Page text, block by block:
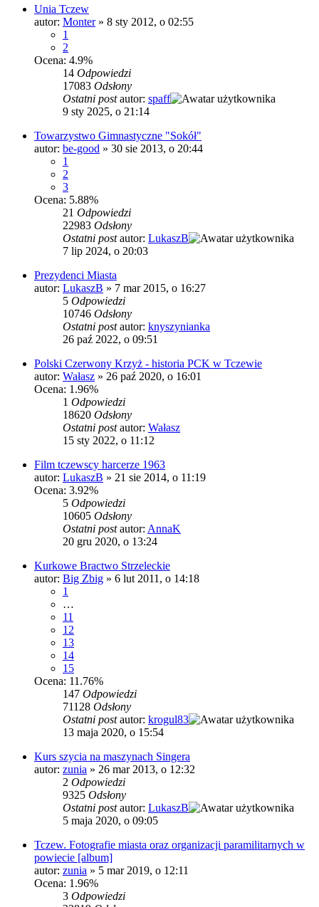
Unia Tczew
autor: Monter» 8 sty 2012, o 02:55
1
2
Ocena: 4.9%
14 Odpowiedzi
17083 Odsłony
Ostatni postautor: spaff
9 sty 2025, o 21:14
Towarzystwo Gimnastyczne "Sokół"
autor: be-good » 30 sie 2013, o 20:44
1
2
3
Ocena: 5.88%
21 Odpowiedzi
22983 Odsłony
Ostatni postautor: LukaszB
7 lip 2024, o 20:03
Prezydenci Miasta
autor: LukaszB » 7 mar 2015, o 16:27
5 Odpowiedzi
10746 Odsłony
Ostatni postautor: knyszynianka
26 paź 2022, o 09:51
Polski Czerwony Krzyż - historia PCK w Tczewie
autor: Wałasz » 26 paź 2020, o 16:01
Ocena: 1.96%
1 Odpowiedzi
18620 Odsłony
Ostatni postautor: Wałasz
15 sty 2022, o 11:12
Film tczewscy harcerze 1963
autor: LukaszB » 21 sie 2014, o 11:19
Ocena: 3.92%
5 Odpowiedzi
10605 Odsłony
Ostatni postautor: AnnaK
20 gru 2020, o 13:24
Kurkowe Bractwo Strzeleckie
autor: Big Zbig » 6 lut 2011, o 14:18
1
…
11
12
13
14
15
Ocena: 11.76%
147 Odpowiedzi
71128 Odsłony
Ostatni postautor: krogul83
13 maja 2020, o 15:54
Kurs szycia na maszynach Singera
autor: zunia » 26 mar 2013, o 12:32
2 Odpowiedzi
9325 Odsłony
Ostatni postautor: LukaszB
5 maja 2020, o 09:05
Tczew. Fotografie miasta oraz organizacji paramilitarnych w
powiecie [album]
autor: zunia » 5 mar 2019, o 12:11
Ocena: 1.96%
3 Odpowiedzi